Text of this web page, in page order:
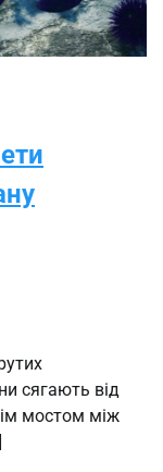
сягають від
мостом між